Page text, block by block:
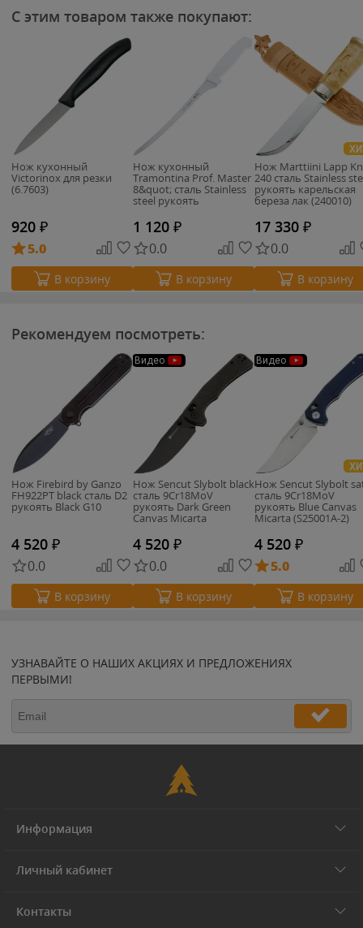
С этим товаром также покупают:
Нож кухонный
Victorinox для резки
(6.7603)
920 ₽
5.0
В корзину
Нож кухонный
Tramontina Prof. Master
8&quot; сталь Stainless
steel рукоять
поликарбонат
(24622/088)
1 120 ₽
0.0
В корзину
Нож Marttiini Lapp
240 сталь Stainless
рукоять карельская
береза лак (240010)
17 330 ₽
0.0
В корзину
Рекомендуем посмотреть:
Нож Firebird by Ganzo
FH922PT black cталь D2
рукоять Black G10
4 520 ₽
0.0
В корзину
Видео
Нож Sencut Slybolt black
сталь 9Cr18MoV
рукоять Dark Green
Canvas Micarta
4 520 ₽
0.0
В корзину
Видео
Нож Sencut Slybolt
сталь 9Cr18MoV
рукоять Blue Canvas
Micarta (S25001A-2)
4 520 ₽
5.0
В корзину
УЗНАВАЙТЕ О НАШИХ АКЦИЯХ И ПРЕДЛОЖЕНИЯХ
ПЕРВЫМИ!
Информация
Личный кабинет
Контакты